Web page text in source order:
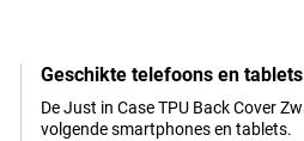
Geschikte telefoons en tablets
De Just in Case TPU Back Cover
volgende smartphones en tablets.